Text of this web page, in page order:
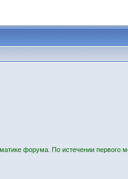
форума. По истечении первого